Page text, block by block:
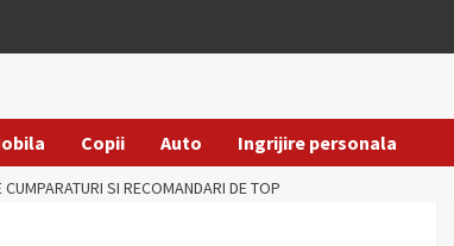
Copii Auto Ingrijire personala
SI RECOMANDARI DE TOP